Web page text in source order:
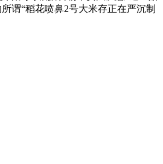
谓“稻花喷鼻2号大米存正在严沉制